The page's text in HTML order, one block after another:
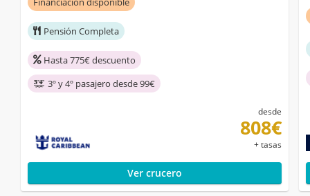
Pensión Completa
Hasta 775€ descuento
3º y 4º pasajero desde 99€
desde
808€
+ tasas
Ver crucero